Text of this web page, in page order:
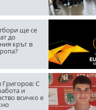
ще се
до
кръг в
Григоров: С
и
всичко е